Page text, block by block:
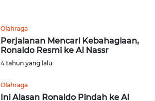
Olahraga
Perjalanan Mencari Kebahagiaan,
Ronaldo Resmi ke Al Nassr
4 tahun yang lalu
Olahraga
Ini Alasan Ronaldo Pindah ke Al